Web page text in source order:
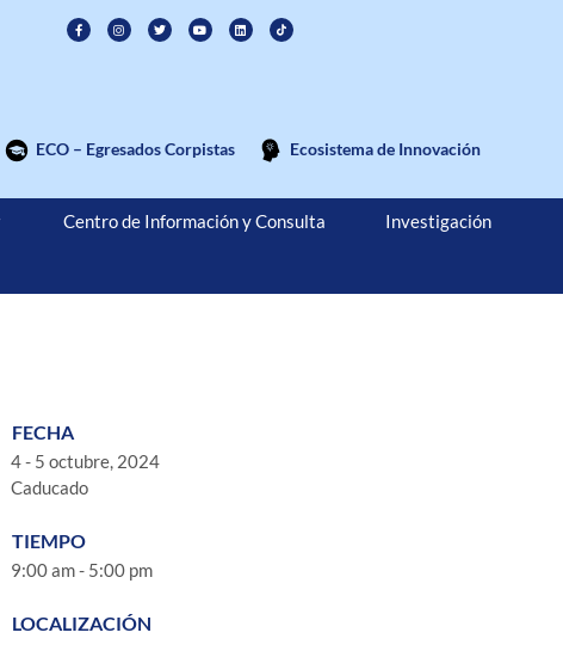
ECO – Egresados Corpistas Ecosistema de Innovación
Centro de Información y Consulta Investigación
FECHA
4 - 5 octubre, 2024
Caducado
TIEMPO
9:00 am - 5:00 pm
LOCALIZACIÓN